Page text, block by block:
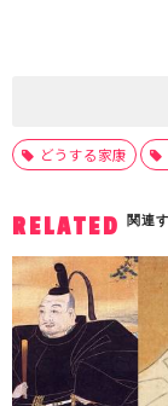
どうする家康
RELATED 関連